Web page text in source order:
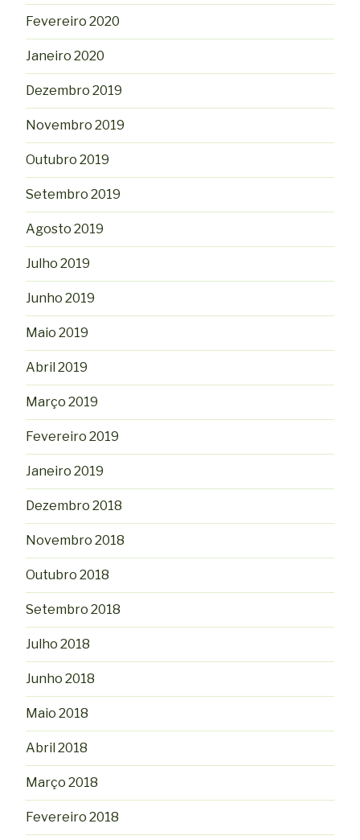
Fevereiro 2020
Janeiro 2020
Dezembro 2019
Novembro 2019
Outubro 2019
Setembro 2019
Agosto 2019
Julho 2019
Junho 2019
Maio 2019
Abril 2019
Março 2019
Fevereiro 2019
Janeiro 2019
Dezembro 2018
Novembro 2018
Outubro 2018
Setembro 2018
Julho 2018
Junho 2018
Maio 2018
Abril 2018
Março 2018
Fevereiro 2018